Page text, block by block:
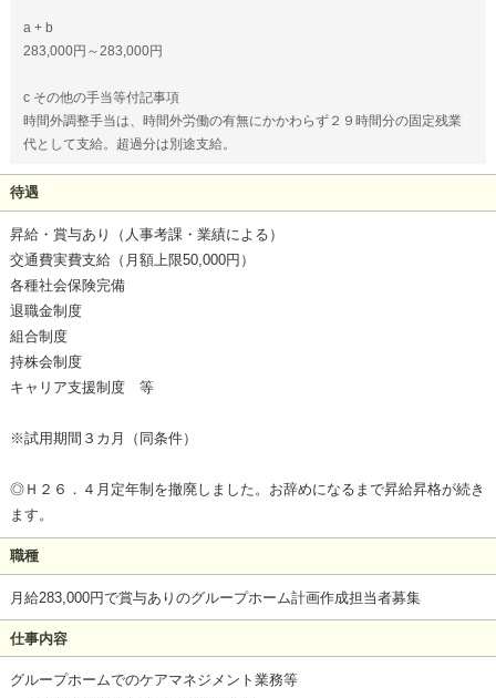
a + b
283,000円～283,000円
c その他の手当等付記事項
時間外調整手当は、時間外労働の有無にかかわらず２９時間分の固定残業
代として支給。超過分は別途支給。
待遇
昇給・賞与あり（人事考課・業績による）
交通費実費支給（月額上限50,000円）
各種社会保険完備
退職金制度
組合制度
持株会制度
キャリア支援制度 等
※試用期間３カ月（同条件）
◎Ｈ２６．４月定年制を撤廃しました。お辞めになるまで昇給昇格が続き
ます。
職種
月給283,000円で賞与ありのグループホーム計画作成担当者募集
仕事内容
グループホームでのケアマネジメント業務等